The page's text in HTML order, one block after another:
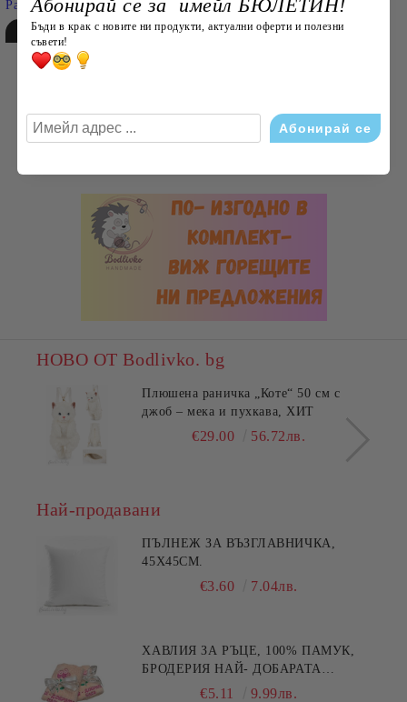
Разширено търсене
НОВО ОТ Bodlivko. bg
Плюшена раничка „Коте“ 50 см с
джоб – мека и пухкава, ХИТ
€29.00 56.72лв.
Най-продавани
ПЪЛНЕЖ ЗА ВЪЗГЛАВНИЧКА,
45X45СМ.
€3.60 7.04лв.
ХАВЛИЯ ЗА РЪЦЕ, 100% ПАМУК,
БРОДЕРИЯ НАЙ- ДОБАРАТА
МАЙКА/БАБА , РАЗМЕР:
€5.11 9.99лв.
Абонирай се за имейл БЮЛЕТИН!
Бъди в крак с новите ни продукти, актуални оферти и полезни
съвети!